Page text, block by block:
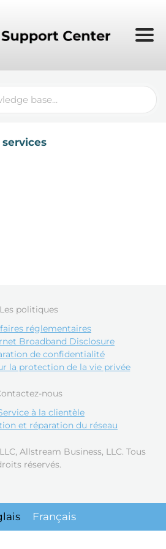
Les politiques
réglementaires
Broadband Disclosure
de confidentialité
la protection de la vie privée
nous
à la clientèle
et réparation du réseau
Allstream Business, LLC. Tous
réservés.
Français